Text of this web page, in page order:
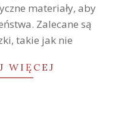
materiały, aby
Zalecane są
takie jak nie
WIĘCEJ